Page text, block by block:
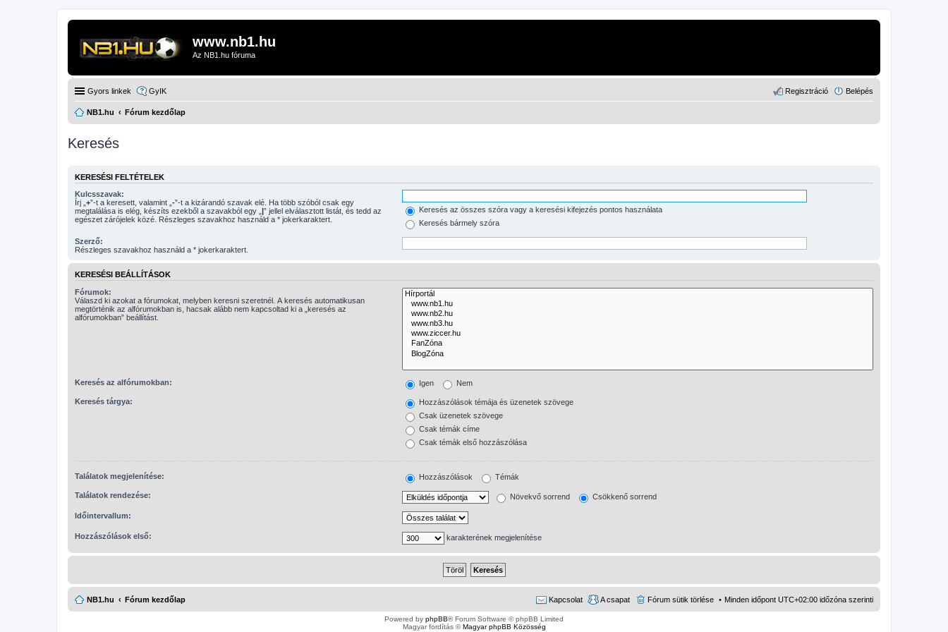
www.nb1.hu
Az NB1.hu fóruma
Gyors linkek GyIK Belépés
Regisztráció
NB1.hu Fórum kezdőlap
Keresés
KERESÉSI FELTÉTELEK
Kulcsszavak:
Írj „ +”-t a keresett, valamint „ -”-t a kizárandó szavak elé. Ha több szóból csak egy
megtalálása is elég, készíts ezekből a szavakból egy „ |” jellel elválasztott listát, és tedd az
egészet zárójelek közé. Részleges szavakhoz használd a * jokerkaraktert.
Keresés az összes szóra vagy a keresési kifejezés pontos használata
Keresés bármely szóra
Szerző:
Részleges szavakhoz használd a * jokerkaraktert.
KERESÉSI BEÁLLÍTÁSOK
Fórumok:
Válaszd ki azokat a fórumokat, melyben keresni szeretnél. A keresés automatikusan
megtörténik az alfórumokban is, hacsak alább nem kapcsoltad ki a „keresés az
alfórumokban” beállítást.
Keresés az alfórumokban: Igen Nem
Keresés tárgya:
Hozzászólások témája és üzenetek szövege
Csak üzenetek szövege
Csak témák címe
Csak témák első hozzászólása
Találatok megjelenítése: Hozzászólások Témák
Találatok rendezése: Növekvő sorrend Csökkenő sorrend
Időintervallum:
Hozzászólások első: karakterének megjelenítése
NB1.hu Fórum kezdőlap Minden időpont UTC+02:00 időzóna szerinti
Fórum sütik törlése
A csapat
Kapcsolat
Powered by phpBB® Forum Software © phpBB Limited
Magyar fordítás ©Magyar phpBB Közösség